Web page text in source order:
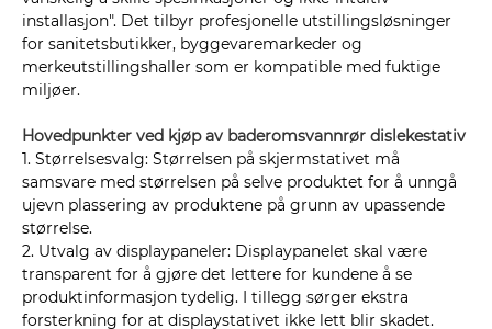
installasjon". Det tilbyr profesjonelle utstillingsløsninger
for sanitetsbutikker, byggevaremarkeder og
merkeutstillingshaller som er kompatible med fuktige
miljøer.
Hovedpunkter ved kjøp av baderomsvannrør dislekestativ
1. Størrelsesvalg: Størrelsen på skjermstativet må
samsvare med størrelsen på selve produktet for å unngå
ujevn plassering av produktene på grunn av upassende
størrelse.
2. Utvalg av displaypaneler: Displaypanelet skal være
transparent for å gjøre det lettere for kundene å se
produktinformasjon tydelig. I tillegg sørger ekstra
forsterkning for at displaystativet ikke lett blir skadet.